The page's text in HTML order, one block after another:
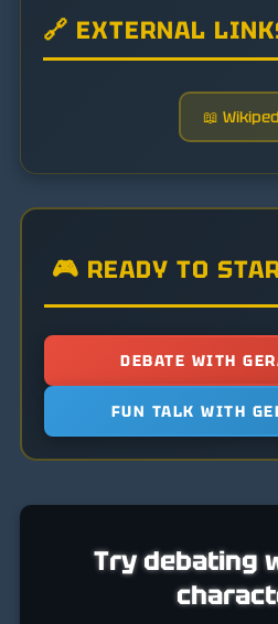
🔗 EXTERNAL
📖
🎮 READY TO
DEBATE WITH
FUN TALK WITH
Try debating